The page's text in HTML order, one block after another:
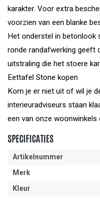
karakter. Voor extra
voorzien van een blanke
Het onderstel in betonlook
ronde randafwerking geeft
uitstraling die het stoere
Eettafel Stone kopen
Kom je er niet uit of wil je
interieuradviseurs staan
een van onze
SPECIFICATIES
Artikelnummer
Merk
Kleur